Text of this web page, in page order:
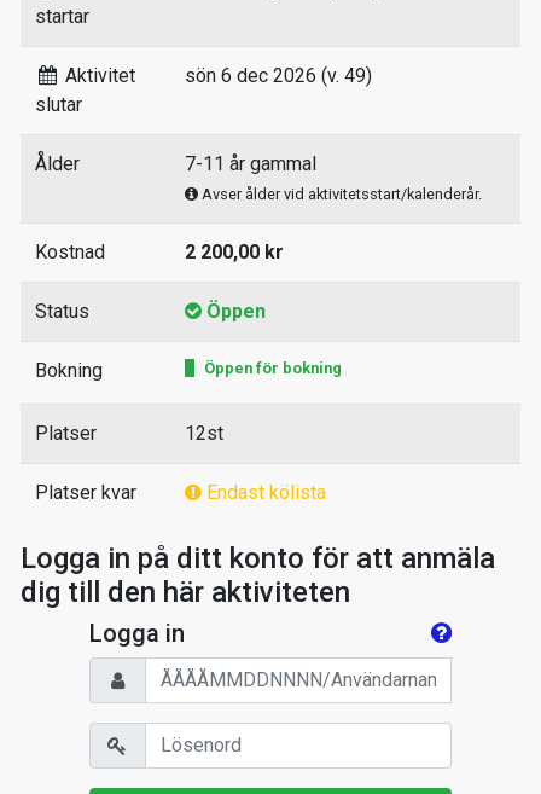
startar
Aktivitet
slutar
sön 6 dec 2026 (v. 49)
Ålder 7-11 år gammal
Avser ålder vid aktivitetsstart/kalenderår.
Kostnad 2 200,00 kr
Status Öppen
Bokning Öppen för bokning
Platser 12st
Platser kvar Endast kölista
Logga in på ditt konto för att anmäla
dig till den här aktiviteten
Logga in
Personnummer/Användarnamn
Lösenord